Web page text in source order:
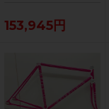
153,945円